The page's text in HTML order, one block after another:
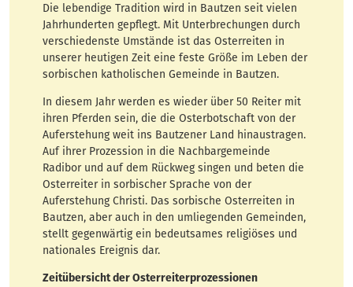
Die lebendige Tradition wird in Bautzen seit vielen
Jahrhunderten gepflegt. Mit Unterbrechungen durch
verschiedenste Umstände ist das Osterreiten in
unserer heutigen Zeit eine feste Größe im Leben der
sorbischen katholischen Gemeinde in Bautzen.
In diesem Jahr werden es wieder über 50 Reiter mit
ihren Pferden sein, die die Osterbotschaft von der
Auferstehung weit ins Bautzener Land hinaustragen.
Auf ihrer Prozession in die Nachbargemeinde
Radibor und auf dem Rückweg singen und beten die
Osterreiter in sorbischer Sprache von der
Auferstehung Christi. Das sorbische Osterreiten in
Bautzen, aber auch in den umliegenden Gemeinden,
stellt gegenwärtig ein bedeutsames religiöses und
nationales Ereignis dar.
Zeitübersicht der Osterreiterprozessionen